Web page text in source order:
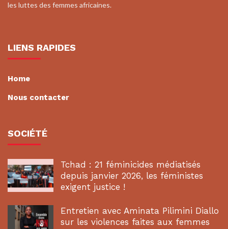
les luttes des femmes africaines.
LIENS RAPIDES
Home
Nous contacter
SOCIÉTÉ
Tchad : 21 féminicides médiatisés
depuis janvier 2026, les féministes
exigent justice !
Entretien avec Aminata Pilimini Diallo
sur les violences faites aux femmes